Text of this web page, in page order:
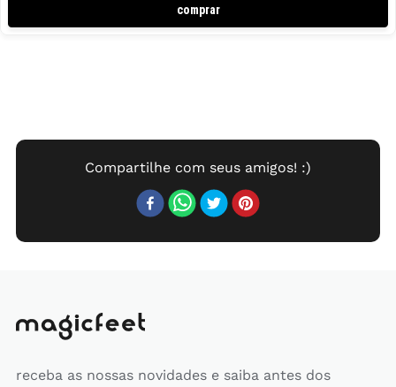
comprar
receba as nossas novidades e saiba antes dos